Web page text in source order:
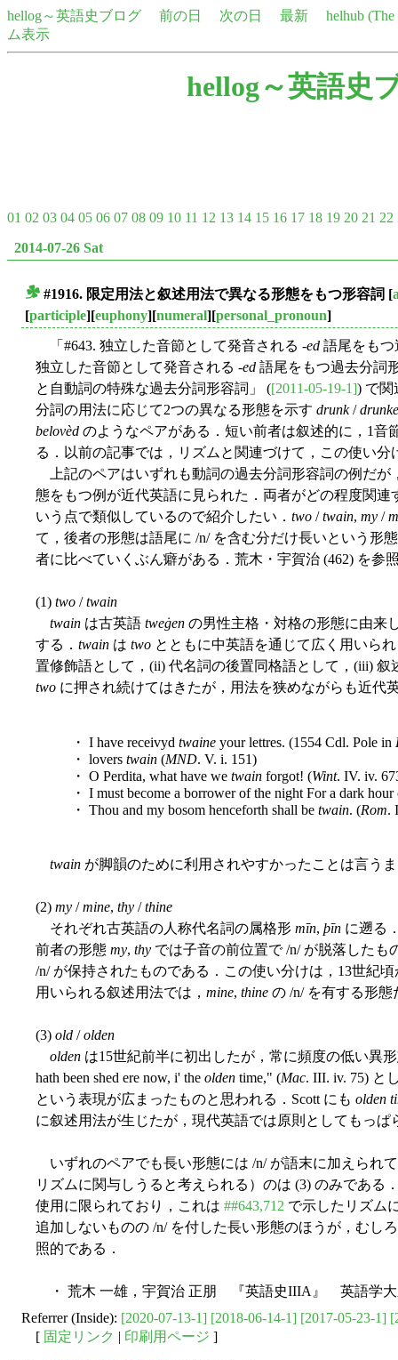
hellog～英語史ブログ 前の日 次の日 最新
helhub
ム表示
hellog～英語史
01 02 03 04 05 06 07 08 09 10 11 12 13 14 15 16 17 18 19 20 21 22
2014-07-26 Sat
#1916. 限定用法と叙述用法で異なる形態をもつ形容詞 [
[participle][euphony][numeral][personal_pronoun]
「#643. 独立した音節として発音される -ed 語尾をも
独立した音節として発音される -ed 語尾をもつ過去分詞
と自動詞の特殊な過去分詞形容詞」 ([2011-05-19-1]) で関
分詞の用法に応じて2つの異なる形態を示す drunk/
belovèd のようなペアがある．短い前者は叙述的に，1音
る．以前の記事では，リズムと関連づけて，この使い分
上記のペアはいずれも動詞の過去分詞形容詞の例だが
態をもつ例が近代英語に見られた．両者がどの程度関
いう点で類似しているので紹介したい． two /twain, my /
て，後者の形態は語尾に /n/ を含む分だけ長いという形
者に比べていくぶん癖がある．荒木・宇賀治 (462) を参
(1) two /twain
twain は古英語 tweġen の男性主格・対格の形態に由来
する． twain は two とともに中英語を通じて広く用いら
置修飾語として，(ii) 代名詞の後置同格語として，(iii)
two に押され続けてはきたが，用法を狭めながらも近代
・ I have receivyd twaine your lettres. (1554 Cdl. Pole in
・ lovers twain (MND. V. i. 151)
・ O Perdita, what have we twain forgot! (Wint. IV. iv.
・ I must become a borrower of the night For a dark
・ Thou and my bosom henceforth shall be twain. (Rom.
twain が脚韻のために利用されやすかったことは言う
(2) my /mine, thy /thine
それぞれ古英語の人称代名詞の属格形 mīn, þīn に遡る
前者の形態 my, thy では子音の前位置で /n/ が脱落したも
/n/ が保持されたものである．この使い分けは，13世紀
用いられる叙述用法では， mine, thine の /n/ を有する形
(3) old /olden
olden は15世紀前半に初出したが，常に頻度の低い異
hath been shed ere now, i' the olden time," (Mac. III. iv. 75) と
という表現が広まったものと思われる．Scott にも olden
に叙述用法が生じたが，現代英語では原則としてもっ
いずれのペアでも長い形態には /n/ が語末に加えられ
リズムに関与しうると考えられる）のは (3) のみである
使用に限られており，これは ##643,712 で示したリズム
追加しないものの /n/ を付した長い形態のほうが，むし
照的である．
・ 荒木 一雄，宇賀治 正朋 『英語史IIIA』 英語学大
Referrer (Inside): [2020-07-13-1] [2018-06-14-1] [2017-05-23-1]
[ 固定リンク | 印刷用ページ ]